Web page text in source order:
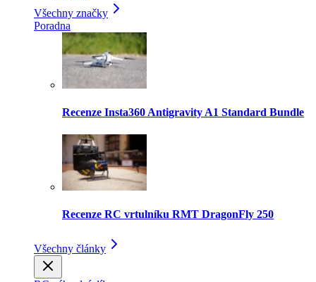
Všechny značky
Poradna
Recenze Insta360 Antigravity A1 Standard Bundle
Recenze RC vrtulníku RMT DragonFly 250
Všechny články